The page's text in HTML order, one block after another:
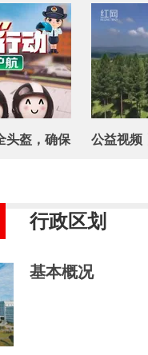
头盔，确保 公益视频
行政区划
基本概况